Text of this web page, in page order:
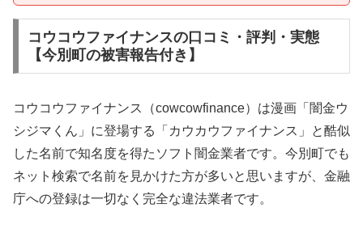
コウコウファイナンスの口コミ・評判・実態
【今別町の被害報告付き】
コウコウファイナンス（cowcowfinance）は漫画「闇金ウ
シジマくん」に登場する「カウカウファイナンス」と酷似
した名前で知名度を得たソフト闇金業者です。今別町でも
ネット検索で名前を見かけた方が多いと思いますが、金融
庁への登録は一切なく完全な違法業者です。